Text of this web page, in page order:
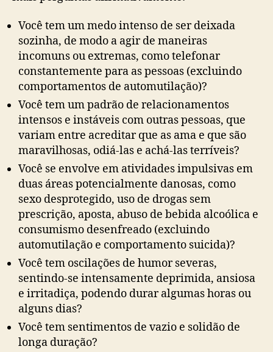
Você tem um medo intenso de ser deixada
sozinha, de modo a agir de maneiras
incomuns ou extremas, como telefonar
constantemente para as pessoas (excluindo
comportamentos de automutilação)?
Você tem um padrão de relacionamentos
intensos e instáveis com outras pessoas, que
variam entre acreditar que as ama e que são
maravilhosas, odiá-las e achá-las terríveis?
Você se envolve em atividades impulsivas em
duas áreas potencialmente danosas, como
sexo desprotegido, uso de drogas sem
prescrição, aposta, abuso de bebida alcoólica e
consumismo desenfreado (excluindo
automutilação e comportamento suicida)?
Você tem oscilações de humor severas,
sentindo-se intensamente deprimida, ansiosa
e irritadiça, podendo durar algumas horas ou
alguns dias?
Você tem sentimentos de vazio e solidão de
longa duração?